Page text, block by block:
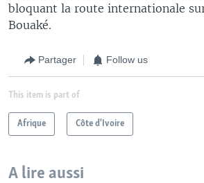
bloquant la route internationale
Bouaké.
Partager Follow us
This item is part of
Afrique Côte d'Ivoire
A lire aussi